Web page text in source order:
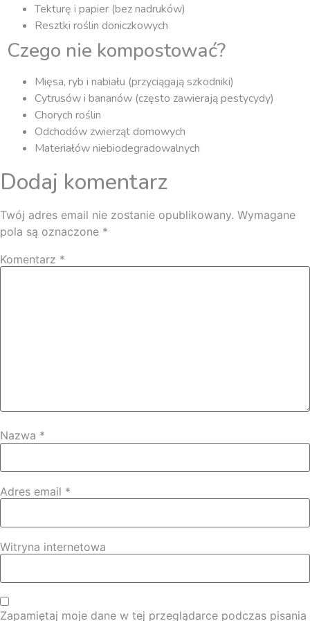
Tekturę i papier (bez nadruków)
Resztki roślin doniczkowych
Czego nie kompostować?
Mięsa, ryb i nabiału (przyciągają szkodniki)
Cytrusów i bananów (często zawierają pestycydy)
Chorych roślin
Odchodów zwierząt domowych
Materiałów niebiodegradowalnych
Dodaj komentarz
Twój adres email nie zostanie opublikowany. Wymagane
pola są oznaczone *
Komentarz *
Nazwa *
Adres email *
Witryna internetowa
Zapamiętaj moje dane w tej przeglądarce podczas pisania